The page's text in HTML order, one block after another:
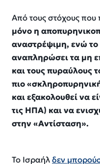
Από τους στόχους που
μόνο η
αναστρέψιμη, ενώ το
αναπληρώσει τα μη
και τους πυραύλους
πιο
και εξακολουθεί να
τις ΗΠΑ) και να
στην «Αντίσταση».
Το Ισραήλδεν